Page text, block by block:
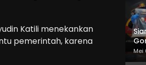
Katili menekankan
pemerintah, karena
Mei